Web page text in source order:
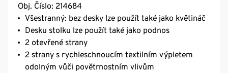
Obj. Číslo: 214684
Všestranný: bez desky lze použít také jako květináč
Desku stolku lze použít také jako podnos
2 otevřené strany
2 strany s rychleschnoucím textilním výpletem
odolným vůči povětrnostním vlivům